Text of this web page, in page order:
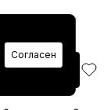
Согласен